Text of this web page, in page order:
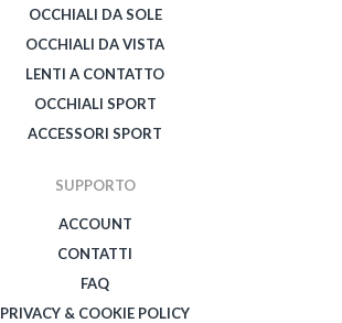
OCCHIALI DA SOLE
OCCHIALI DA VISTA
LENTI A CONTATTO
OCCHIALI SPORT
ACCESSORI SPORT
SUPPORTO
ACCOUNT
CONTATTI
FAQ
PRIVACY & COOKIE POLICY